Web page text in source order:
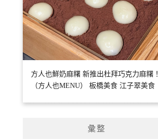
方人也鮮奶麻糬 新推出杜拜巧克力麻糬！
（方人也MENU） 板橋美食 江子翠美食
彙整